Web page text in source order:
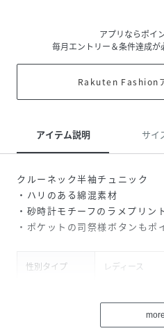
アプリならポイ
毎月エントリー＆条件達成が
Rakuten Fashion
アイテム説明 サイ
クルーネック半袖チュニック
・ハリのある綿混素材
・砂時計モチーフのラメプリン
・ポケットの司祭様ボタンもポ
性別タイプ レディース
コットン50%
more